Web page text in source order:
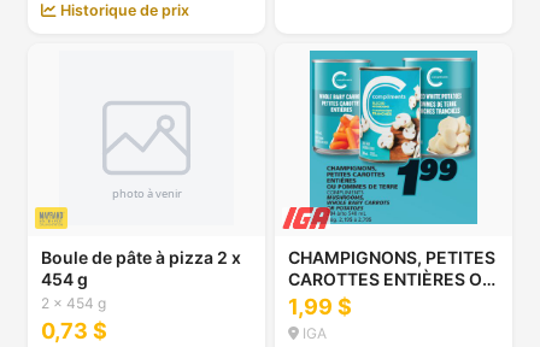
Historique de prix
Boule de pâte à pizza 2 x
454 g
2 x 454 g
0,73 $
CHAMPIGNONS, PETITES
CAROTTES ENTIÈRES OU
POMMES DE TERRE
COMPLIMENTS
1,99 $
IGA